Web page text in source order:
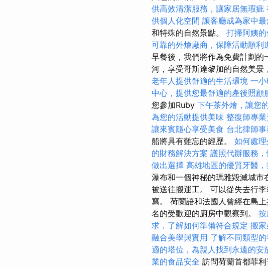
供高效清潔服務，讓家居無瑕疵
供個人化空間 讓客廳成為家中
和特殊的自然景點。 打掃阿姨
可靠的外燴廠商，保障活動順利
早餐後，我們將作為免費計劃
河，享受哥斯達黎加的自然美景
老年人提供舒適的生活環境 一
中心，提供您最舒適的產後照顧
您參加Ruby 下午茶外燴，讓您
為您的活動提供美味 整復師專
讓來賓隨心享受美食 台北律師
船將具有難忘的經歷。 如何處
的財務解決方案 護照代辦服務
做出選擇 高雄地區的優質牙醫
瀑布和一個神秘的瑪雅毀滅城
被送往搬運工。 可以從失去行
寫。 荷蘭語和法國人曾經在島
名的受歡迎的廚房中觀察到。
求，了解如何準備符合規定 搬
融合美學與實用 了解不同類型
適的塔位，為親人找到永遠的安
業的食品安全 訪問荷蘭首都菲